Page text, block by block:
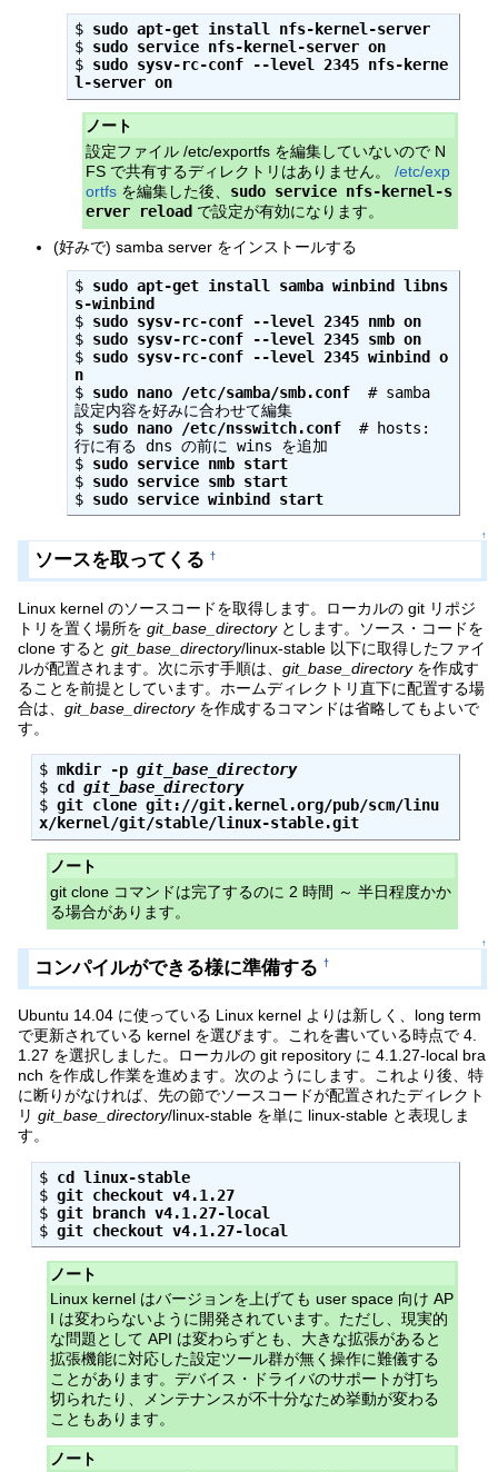
$ sudo apt-get install nfs-kernel-server
$ sudo service nfs-kernel-server on
$ sudo sysv-rc-conf --level 2345 nfs-kerne
l-server on
ノート
設定ファイル /etc/exportfs を編集していないので N
FS で共有するディレクトリはありません。 /etc/exp
ortfsを編集した後、 sudo service nfs-kernel-s
erver reload で設定が有効になります。
(好みで) samba server をインストールする
$ sudo apt-get install samba winbind libns
s-winbind
$ sudo sysv-rc-conf --level 2345 nmb on
$ sudo sysv-rc-conf --level 2345 smb on
$ sudo sysv-rc-conf --level 2345 winbind o
n
$ sudo nano /etc/samba/smb.conf
  # samba
設定内容を好みに合わせて編集
$ sudo nano /etc/nsswitch.conf
  # hosts:
行に有る dns の前に wins を追加
$ sudo service nmb start
$ sudo service smb start
$ sudo service winbind start
↑
ソースを取ってくる †
Linux kernel のソースコードを取得します。ローカルの git リポジ
トリを置く場所をgit_base_directoryとします。ソース・コードを
clone するとgit_base_directory/linux-stable 以下に取得したファイ
ルが配置されます。次に示す手順は、git_base_directoryを作成す
ることを前提としています。ホームディレクトリ直下に配置する場
合は、git_base_directoryを作成するコマンドは省略してもよいで
す。
$ mkdir -p git_base_directory
$ cd git_base_directory
$ git clone git://git.kernel.org/pub/scm/linu
x/kernel/git/stable/linux-stable.git
ノート
git clone コマンドは完了するのに 2 時間 ～ 半日程度かか
る場合があります。
↑
コンパイルができる様に準備する †
Ubuntu 14.04 に使っている Linux kernel よりは新しく、long term
で更新されている kernel を選びます。これを書いている時点で 4.
1.27 を選択しました。ローカルの git repository に 4.1.27-local bra
nch を作成し作業を進めます。次のようにします。これより後、特
に断りがなければ、先の節でソースコードが配置されたディレクト
リgit_base_directory/linux-stable を単に linux-stable と表現しま
す。
$ cd linux-stable
$ git checkout v4.1.27
$ git branch v4.1.27-local
$ git checkout v4.1.27-local
ノート
Linux kernel はバージョンを上げても user space 向け AP
I は変わらないように開発されています。ただし、現実的
な問題として API は変わらずとも、大きな拡張があると
拡張機能に対応した設定ツール群が無く操作に難儀する
ことがあります。デバイス・ドライバのサポートが打ち
切られたり、メンテナンスが不十分なため挙動が変わる
こともあります。
ノート